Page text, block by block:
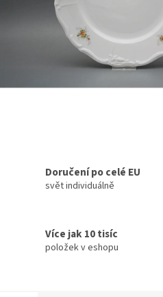
Doručení po celé EU
svět individuálně
Více jak 10 tisíc
položek v eshopu